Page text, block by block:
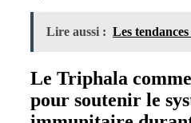
Lire aussi : Les
Le Triphala
pour soutenir le